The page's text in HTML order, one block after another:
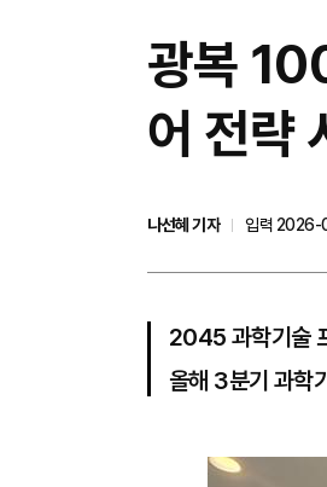
광복
어 전략
나선혜 기자
입력 2026-
2045 과학기술
올해 3분기 과학